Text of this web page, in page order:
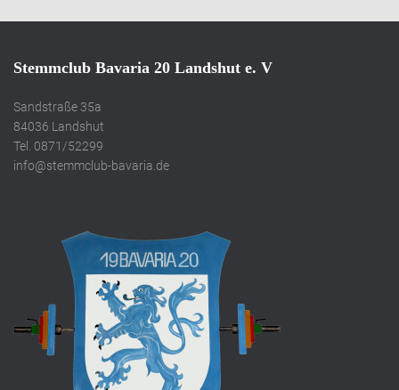
Stemmclub Bavaria 20 Landshut e. V
Sandstraße 35a
84036 Landshut
Tel. 0871/52299
info@stemmclub-bavaria.de